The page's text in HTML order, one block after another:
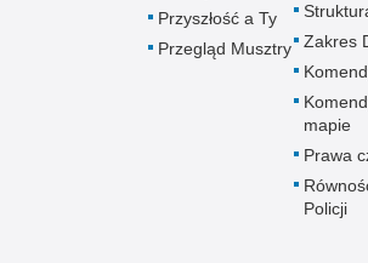
Przyszłość a Ty
Przegląd Musztry
Zakres
mapie
Prawa
Policji